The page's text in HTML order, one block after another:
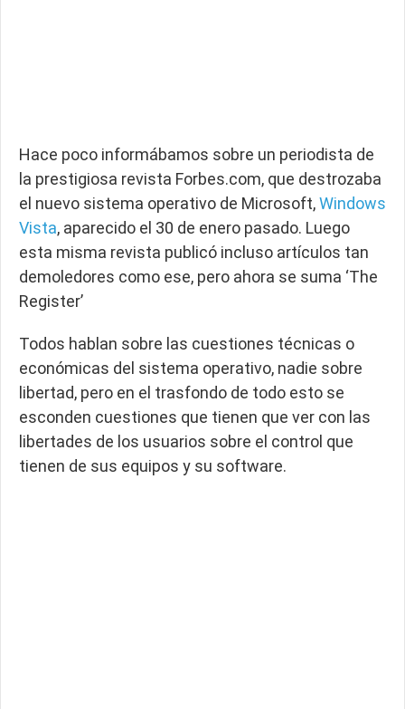
Hace poco informábamos sobre un periodista de
la prestigiosa revista Forbes.com, que destrozaba
el nuevo sistema operativo de Microsoft,Windows
Vista, aparecido el 30 de enero pasado. Luego
esta misma revista publicó incluso artículos tan
demoledores como ese, pero ahora se suma ‘The
Register’
Todos hablan sobre las cuestiones técnicas o
económicas del sistema operativo, nadie sobre
libertad, pero en el trasfondo de todo esto se
esconden cuestiones que tienen que ver con las
libertades de los usuarios sobre el control que
tienen de sus equipos y su software.